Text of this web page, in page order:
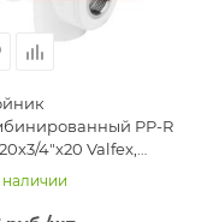
PP-R
4"х20 Valfex,
наличии